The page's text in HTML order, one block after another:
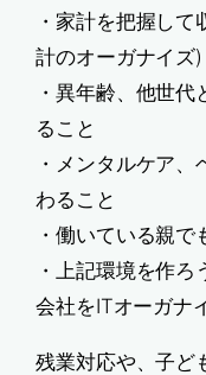
・家計を把握し
計のオーガナイズ)
・異年齢、他世
ること
・メンタルケア
わること
・働いている親
・上記環境を作ろ
会社をITオーガナ
残業対応や、子ど